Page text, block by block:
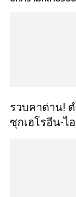
รวบคาด่าน!
ซุกเฮโรอีน-ไ